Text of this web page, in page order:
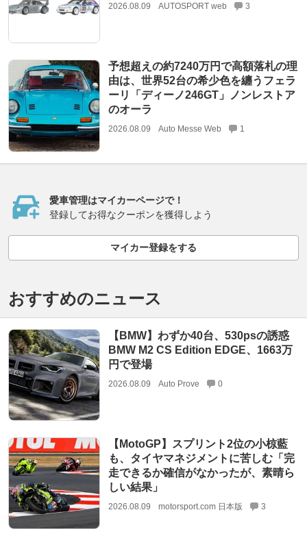
2026.08.09 AUTOSPORT web 3
予想超えの約7240万円で高額落札の理
由は、世界52台の希少色を纏うフェラ
ーリ「ディーノ246GT」ノンレストア
のオーラ
2026.08.09 Auto Messe Web 1
愛車管理はマイカーページで！
登録してお得なクーポンを獲得しよう
マイカー登録をする
おすすめのニュース
【BMW】わずか40台、530psの誘惑
BMW M2 CS Edition EDGE、1663万
円で登場
2026.08.09 Auto Prove 0
【MotoGP】スプリント2位の小椋藍
も、タイヤマネジメントに苦しむ「完
走できるか確信がなかったが、素晴ら
しい結果」
2026.08.09 motorsport.com 日本版 3